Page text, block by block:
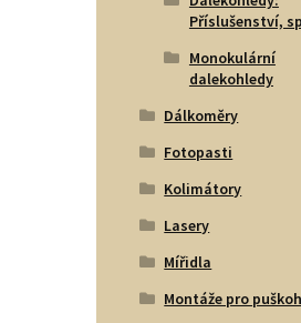
Příslušenství,
Monokulární
dalekohledy
Dálkoměry
Fotopasti
Kolimátory
Lasery
Mířidla
Montáže pro